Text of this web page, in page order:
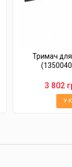
Тримач для
3 802
У